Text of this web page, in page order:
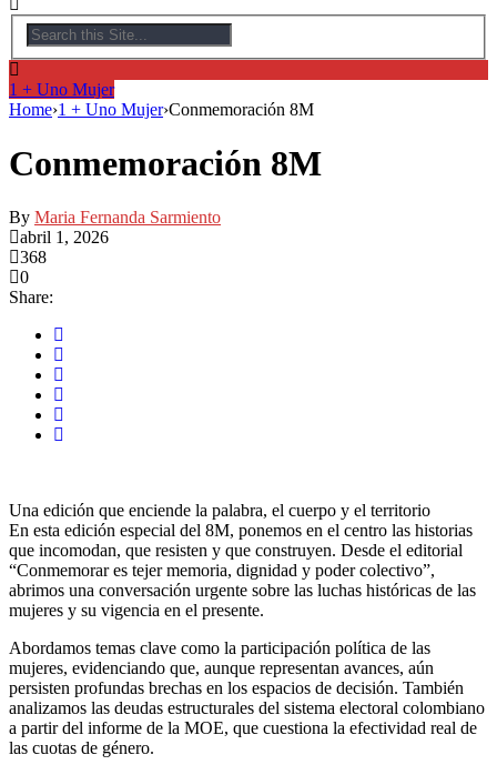
1 + Uno Mujer
Home›1 + Uno Mujer›Conmemoración 8M
Conmemoración 8M
By Maria Fernanda Sarmiento
abril 1, 2026
368
0
Share:
Una edición que enciende la palabra, el cuerpo y el territorio
En esta edición especial del 8M, ponemos en el centro las historias
que incomodan, que resisten y que construyen. Desde el editorial
“Conmemorar es tejer memoria, dignidad y poder colectivo”,
abrimos una conversación urgente sobre las luchas históricas de las
mujeres y su vigencia en el presente.
Abordamos temas clave como la participación política de las
mujeres, evidenciando que, aunque representan avances, aún
persisten profundas brechas en los espacios de decisión. También
analizamos las deudas estructurales del sistema electoral colombiano
a partir del informe de la MOE, que cuestiona la efectividad real de
las cuotas de género.